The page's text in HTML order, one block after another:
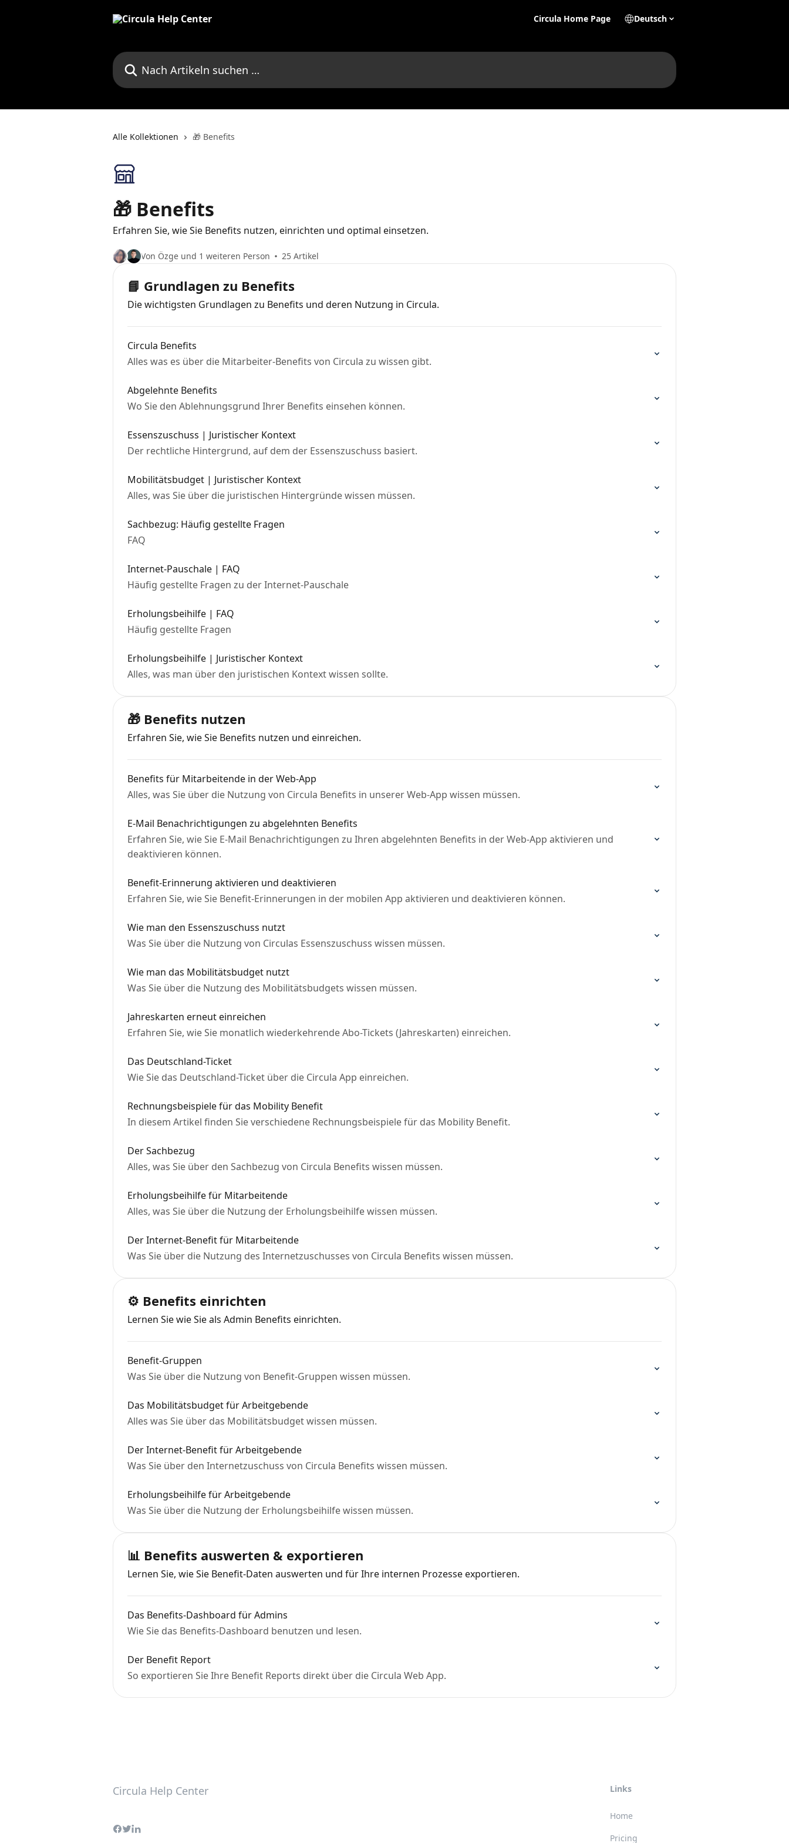
Circula Home Page Deutsch
Nach Artikeln suchen …
Alle Kollektionen 🎁 Benefits
🎁 Benefits
Erfahren Sie, wie Sie Benefits nutzen, einrichten und optimal einsetzen.
Von Özge und 1 weiteren Person 25 Artikel
📘 Grundlagen zu Benefits
Die wichtigsten Grundlagen zu Benefits und deren Nutzung in Circula.
Circula Benefits
Alles was es über die Mitarbeiter-Benefits von Circula zu wissen gibt.
Abgelehnte Benefits
Wo Sie den Ablehnungsgrund Ihrer Benefits einsehen können.
Essenszuschuss | Juristischer Kontext
Der rechtliche Hintergrund, auf dem der Essenszuschuss basiert.
Mobilitätsbudget | Juristischer Kontext
Alles, was Sie über die juristischen Hintergründe wissen müssen.
Sachbezug: Häufig gestellte Fragen
FAQ
Internet-Pauschale | FAQ
Häufig gestellte Fragen zu der Internet-Pauschale
Erholungsbeihilfe | FAQ
Häufig gestellte Fragen
Erholungsbeihilfe | Juristischer Kontext
Alles, was man über den juristischen Kontext wissen sollte.
🎁 Benefits nutzen
Erfahren Sie, wie Sie Benefits nutzen und einreichen.
Benefits für Mitarbeitende in der Web-App
Alles, was Sie über die Nutzung von Circula Benefits in unserer Web-App wissen müssen.
E-Mail Benachrichtigungen zu abgelehnten Benefits
Erfahren Sie, wie Sie E-Mail Benachrichtigungen zu Ihren abgelehnten Benefits in der Web-App aktivieren und
deaktivieren können.
Benefit-Erinnerung aktivieren und deaktivieren
Erfahren Sie, wie Sie Benefit-Erinnerungen in der mobilen App aktivieren und deaktivieren können.
Wie man den Essenszuschuss nutzt
Was Sie über die Nutzung von Circulas Essenszuschuss wissen müssen.
Wie man das Mobilitätsbudget nutzt
Was Sie über die Nutzung des Mobilitätsbudgets wissen müssen.
Jahreskarten erneut einreichen
Erfahren Sie, wie Sie monatlich wiederkehrende Abo-Tickets (Jahreskarten) einreichen.
Das Deutschland-Ticket
Wie Sie das Deutschland-Ticket über die Circula App einreichen.
Rechnungsbeispiele für das Mobility Benefit
In diesem Artikel finden Sie verschiedene Rechnungsbeispiele für das Mobility Benefit.
Der Sachbezug
Alles, was Sie über den Sachbezug von Circula Benefits wissen müssen.
Erholungsbeihilfe für Mitarbeitende
Alles, was Sie über die Nutzung der Erholungsbeihilfe wissen müssen.
Der Internet-Benefit für Mitarbeitende
Was Sie über die Nutzung des Internetzuschusses von Circula Benefits wissen müssen.
⚙️ Benefits einrichten
Lernen Sie wie Sie als Admin Benefits einrichten.
Benefit-Gruppen
Was Sie über die Nutzung von Benefit-Gruppen wissen müssen.
Das Mobilitätsbudget für Arbeitgebende
Alles was Sie über das Mobilitätsbudget wissen müssen.
Der Internet-Benefit für Arbeitgebende
Was Sie über den Internetzuschuss von Circula Benefits wissen müssen.
Erholungsbeihilfe für Arbeitgebende
Was Sie über die Nutzung der Erholungsbeihilfe wissen müssen.
📊 Benefits auswerten & exportieren
Lernen Sie, wie Sie Benefit-Daten auswerten und für Ihre internen Prozesse exportieren.
Das Benefits-Dashboard für Admins
Wie Sie das Benefits-Dashboard benutzen und lesen.
Der Benefit Report
So exportieren Sie Ihre Benefit Reports direkt über die Circula Web App.
Circula Help Center Links
Home
Pricing